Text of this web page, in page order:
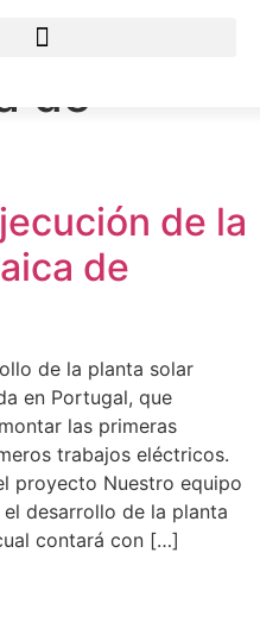
de
de la
de
de la planta solar
en Portugal, que
las primeras
trabajos eléctricos.
proyecto Nuestro equipo
desarrollo de la planta
contará con […]